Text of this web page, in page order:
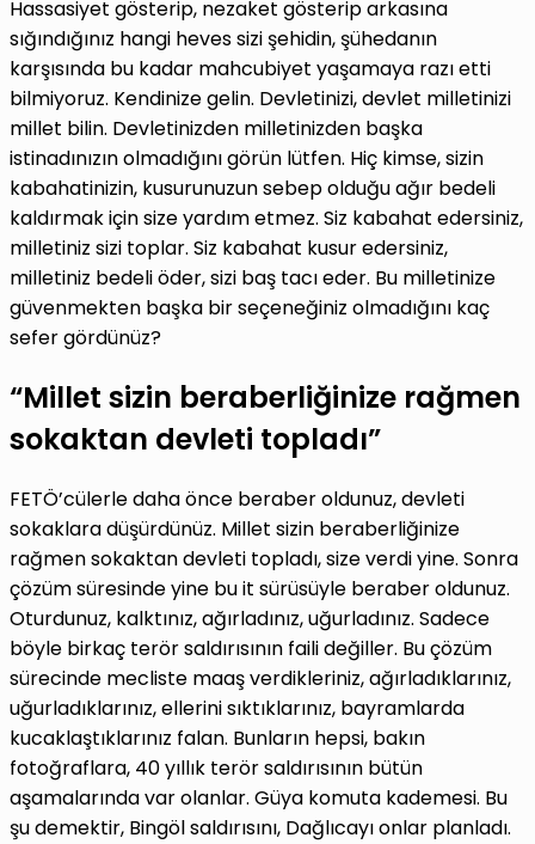
Hassasiyet gösterip, nezaket gösterip arkasına
sığındığınız hangi heves sizi şehidin, şühedanın
karşısında bu kadar mahcubiyet yaşamaya razı etti
bilmiyoruz. Kendinize gelin. Devletinizi, devlet milletinizi
millet bilin. Devletinizden milletinizden başka
istinadınızın olmadığını görün lütfen. Hiç kimse, sizin
kabahatinizin, kusurunuzun sebep olduğu ağır bedeli
kaldırmak için size yardım etmez. Siz kabahat edersiniz,
milletiniz sizi toplar. Siz kabahat kusur edersiniz,
milletiniz bedeli öder, sizi baş tacı eder. Bu milletinize
güvenmekten başka bir seçeneğiniz olmadığını kaç
sefer gördünüz?
“Millet sizin beraberliğinize rağmen
sokaktan devleti topladı”
FETÖ’cülerle daha önce beraber oldunuz, devleti
sokaklara düşürdünüz. Millet sizin beraberliğinize
rağmen sokaktan devleti topladı, size verdi yine. Sonra
çözüm süresinde yine bu it sürüsüyle beraber oldunuz.
Oturdunuz, kalktınız, ağırladınız, uğurladınız. Sadece
böyle birkaç terör saldırısının faili değiller. Bu çözüm
sürecinde mecliste maaş verdikleriniz, ağırladıklarınız,
uğurladıklarınız, ellerini sıktıklarınız, bayramlarda
kucaklaştıklarınız falan. Bunların hepsi, bakın
fotoğraflara, 40 yıllık terör saldırısının bütün
aşamalarında var olanlar. Güya komuta kademesi. Bu
şu demektir, Bingöl saldırısını, Dağlıcayı onlar planladı.